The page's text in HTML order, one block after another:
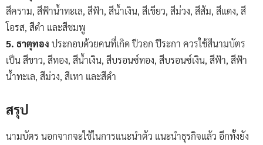
สีคราม, สีฟ้าน้ำทะเล, สีฟ้า, สีน้ำเงิน, สีเขียว, สีม่วง, สีส้ม, สีแดง, สี
โอรส, สีดำ และสีชมพู
5. ธาตุทอง ประกอบด้วยคนที่เกิด ปีวอก ปีระกา ควรใช้สีนามบัตร
เป็น สีขาว, สีทอง, สีน้ำเงิน, สีบรอนซ์ทอง, สีบรอนซ์เงิน, สีฟ้า, สีฟ้า
น้ำทะเล, สีม่วง, สีเทา และสีดำ
สรุป
นามบัตร นอกจากจะใช้ในการแนะนำตัว แนะนำธุรกิจแล้ว อีกทั้งยัง